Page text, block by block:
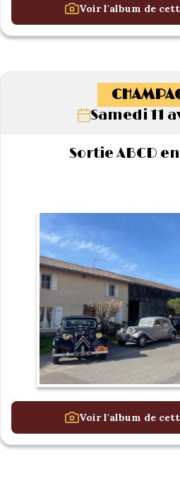
Voir l'album de
Samedi 11
Sortie ABCD
Voir l'album de